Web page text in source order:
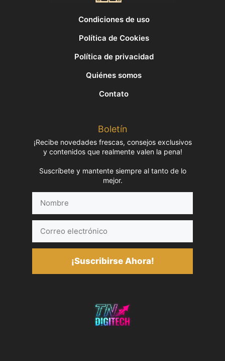
Condiciones de uso
Política de Cookies
Política de privacidad
Quiénes somos
Contato
Boletín
¡Recibe novedades frescas, consejos exclusivos
y contenidos que realmente valen la pena!
Suscríbete y mantente siempre al tanto de lo
mejor.
electrónico
¡Suscribirse Ahora!